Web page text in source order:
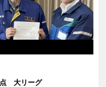
点 大リーグ